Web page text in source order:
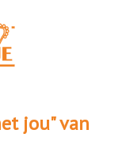
jou" van